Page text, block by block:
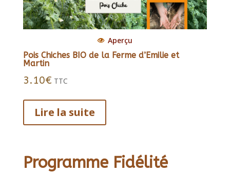
page
du
Aperçu
Pois Chiches BIO de la Ferme d’Emilie et
Martin
3.10€ TTC
Lire la suite
Programme Fidélité